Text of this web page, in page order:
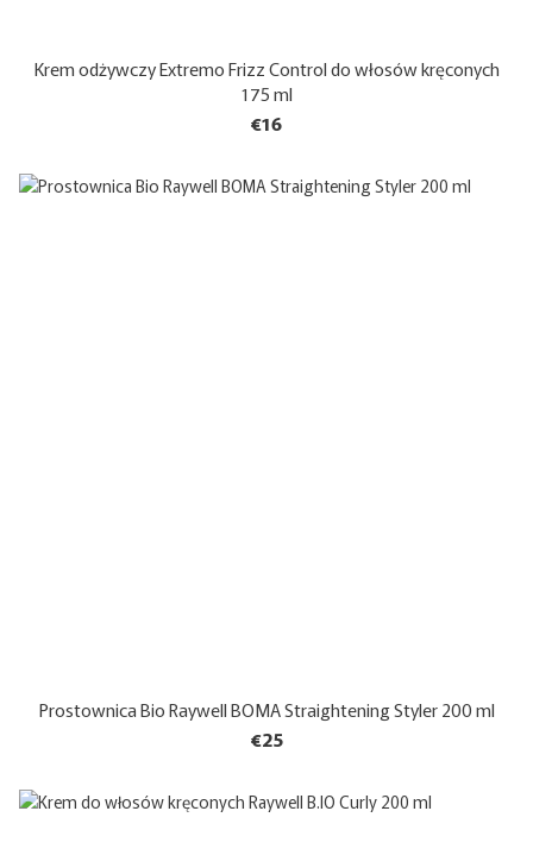
Krem odżywczy Extremo Frizz Control do włosów kręconych
175 ml
€16
Prostownica Bio Raywell BOMA Straightening Styler 200 ml
€25